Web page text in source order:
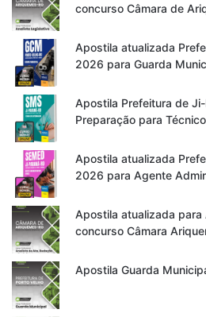
concurso Câmara de
Apostila atualizada
2026 para Guarda
Apostila Prefeitura de
Preparação para
Apostila atualizada
2026 para Agente
Apostila atualizada
concurso Câmara
Apostila Guarda